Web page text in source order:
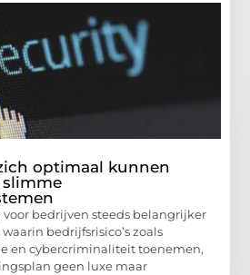
optimaal kunnen
bedrijven steeds belangrijker
bedrijfsrisico’s zoals
en cybercriminaliteit toenemen,
geen luxe maar